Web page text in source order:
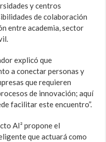
y centros
de colaboración
entre academia, sector
explicó que
a conectar personas y
que requieren
de innovación; aquí
facilitar este encuentro”.
AI² propone el
que actuará como